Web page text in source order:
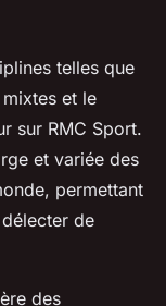
telles que
et le
sur RMC Sport.
et variée des
permettant
de
des